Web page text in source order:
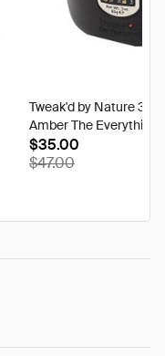
Tweak'd by Nature 3
Amber The Everything
$35.00
$47.00